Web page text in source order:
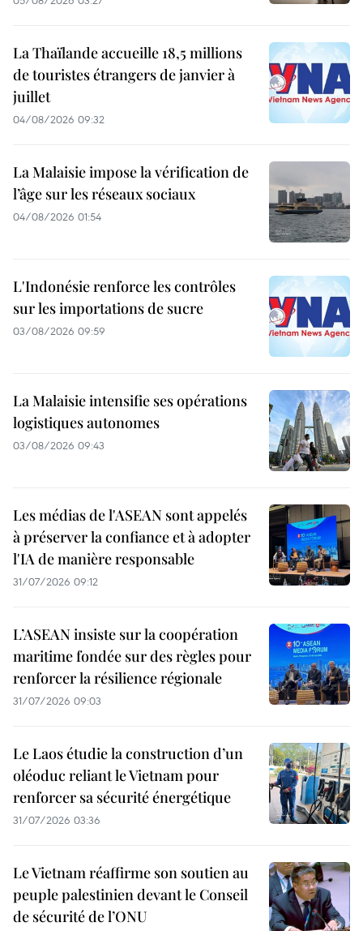
La Thaïlande accueille 18,5 millions
de touristes étrangers de janvier à
juillet
04/08/2026 09:32
La Malaisie impose la vérification de
l’âge sur les réseaux sociaux
04/08/2026 01:54
L'Indonésie renforce les contrôles
sur les importations de sucre
03/08/2026 09:59
La Malaisie intensifie ses opérations
logistiques autonomes
03/08/2026 09:43
Les médias de l'ASEAN sont appelés
à préserver la confiance et à adopter
l'IA de manière responsable
31/07/2026 09:12
L’ASEAN insiste sur la coopération
maritime fondée sur des règles pour
renforcer la résilience régionale
31/07/2026 09:03
Le Laos étudie la construction d’un
oléoduc reliant le Vietnam pour
renforcer sa sécurité énergétique
31/07/2026 03:36
Le Vietnam réaffirme son soutien au
peuple palestinien devant le Conseil
de sécurité de l’ONU